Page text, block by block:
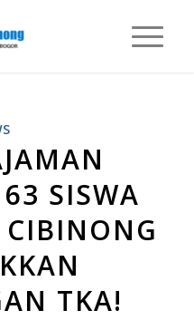
SISWA
TKA!